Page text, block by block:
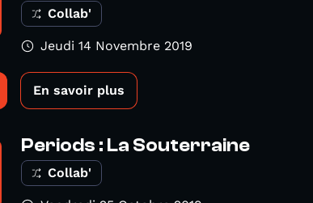
Collab'
Jeudi 14 Novembre 2019
En savoir plus
Periods : La Souterraine
Collab'